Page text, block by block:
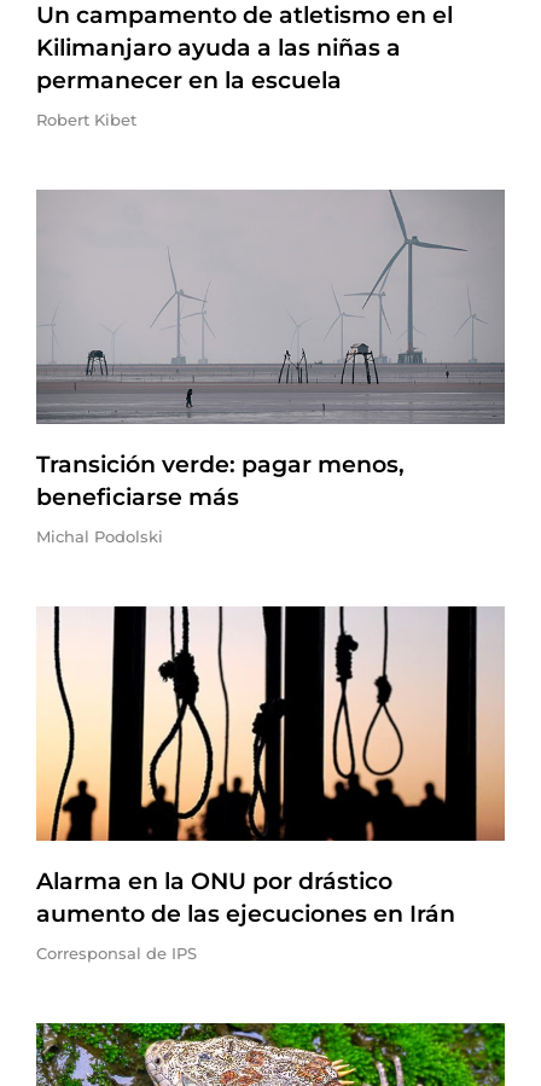
Un campamento de atletismo en el
Kilimanjaro ayuda a las niñas a
permanecer en la escuela
Robert Kibet
Transición verde: pagar menos,
beneficiarse más
Michal Podolski
Alarma en la ONU por drástico
aumento de las ejecuciones en Irán
Corresponsal de IPS